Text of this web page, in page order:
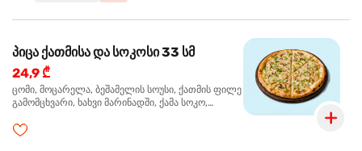
პიცა ქათმისა და სოკოსი 33 სმ
24,9 ₾
ცომი, მოცარელა, ბეშამელის სოუსი, ქათმის ფილე
გამომცხვარი, ხახვი მარინადში, ქამა სოკო,